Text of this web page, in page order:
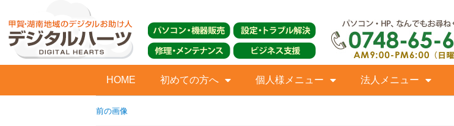
HOME 初めての方へ 個人様メニュー 法人メニュー
前の画像